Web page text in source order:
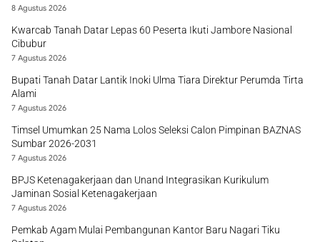
8 Agustus 2026
Kwarcab Tanah Datar Lepas 60 Peserta Ikuti Jambore Nasional
Cibubur
7 Agustus 2026
Bupati Tanah Datar Lantik Inoki Ulma Tiara Direktur Perumda Tirta
Alami
7 Agustus 2026
Timsel Umumkan 25 Nama Lolos Seleksi Calon Pimpinan BAZNAS
Sumbar 2026-2031
7 Agustus 2026
BPJS Ketenagakerjaan dan Unand Integrasikan Kurikulum
Jaminan Sosial Ketenagakerjaan
7 Agustus 2026
Pemkab Agam Mulai Pembangunan Kantor Baru Nagari Tiku